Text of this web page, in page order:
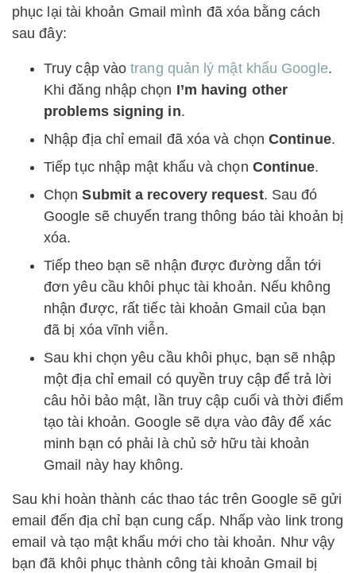
phục lại tài khoản Gmail mình đã xóa bằng cách
sau đây:
Truy cập vàotrang quản lý mật khẩu Google.
Khi đăng nhập chọn I’m having other
problems signing in.
Nhập địa chỉ email đã xóa và chọn Continue.
Tiếp tục nhập mật khẩu và chọn Continue.
ChọnSubmit a recovery request. Sau đó
Google sẽ chuyển trang thông báo tài khoản bị
xóa.
Tiếp theo bạn sẽ nhận được đường dẫn tới
đơn yêu cầu khôi phục tài khoản. Nếu không
nhận được, rất tiếc tài khoản Gmail của bạn
đã bị xóa vĩnh viễn.
Sau khi chọn yêu cầu khôi phục, bạn sẽ nhập
một địa chỉ email có quyền truy cập để trả lời
câu hỏi bảo mật, lần truy cập cuối và thời điểm
tạo tài khoản. Google sẽ dựa vào đây để xác
minh bạn có phải là chủ sở hữu tài khoản
Gmail này hay không.
Sau khi hoàn thành các thao tác trên Google sẽ gửi
email đến địa chỉ bạn cung cấp. Nhấp vào link trong
email và tạo mật khẩu mới cho tài khoản. Như vậy
bạn đã khôi phục thành công tài khoản Gmail bị